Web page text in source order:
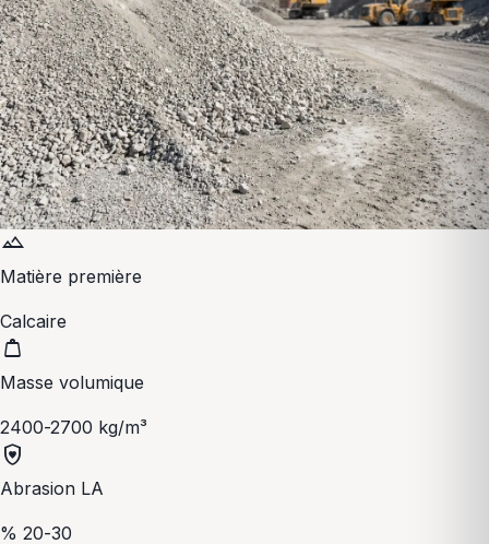
terrain
Matière première
Calcaire
weight
Masse volumique
2400-2700 kg/m³
shield_with_heart
Abrasion LA
% 20-30